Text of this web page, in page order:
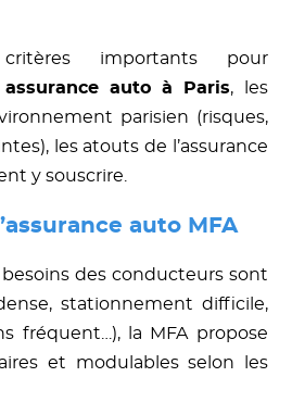
importants pour
assurance auto à Paris, les
parisien (risques,
les atouts de l’assurance
y souscrire.
auto MFA
besoins des conducteurs sont
stationnement difficile,
fréquent…), la MFA propose
et modulables selon les